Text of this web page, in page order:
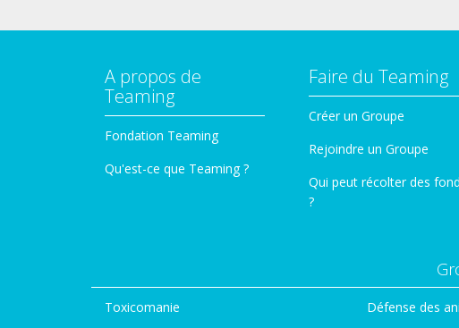
A propos de
Teaming
Fondation Teaming
Qu'est-ce que Teaming ?
Faire du Teaming
Créer un Groupe
Rejoindre un Groupe
Qui peut récolter des
?
Toxicomanie
Défense des